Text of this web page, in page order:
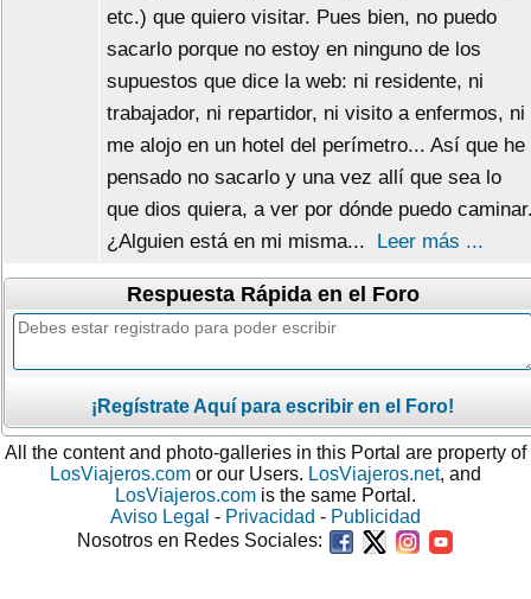
etc.) que quiero visitar. Pues bien, no puedo
sacarlo porque no estoy en ninguno de los
supuestos que dice la web: ni residente, ni
trabajador, ni repartidor, ni visito a enfermos, ni
me alojo en un hotel del perímetro... Así que he
pensado no sacarlo y una vez allí que sea lo
que dios quiera, a ver por dónde puedo
¿Alguien está en mi misma...
Leer más ...
Respuesta Rápida en el Foro
¡Regístrate Aquí para escribir en el Foro!
All the content and photo-galleries in this Portal are property of
LosViajeros.com or our Users. LosViajeros.net, and
LosViajeros.com is the same Portal.
Aviso Legal - Privacidad - Publicidad
Nosotros en Redes Sociales: